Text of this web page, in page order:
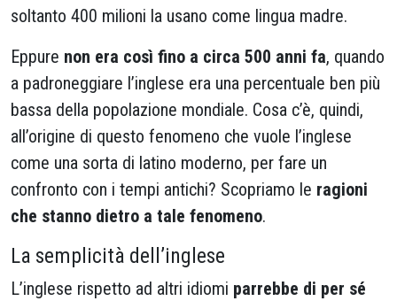
soltanto 400 milioni la usano come lingua madre.
Eppure non era così fino a circa 500 anni fa, quando
a padroneggiare l’inglese era una percentuale ben più
bassa della popolazione mondiale. Cosa c’è, quindi,
all’origine di questo fenomeno che vuole l’inglese
come una sorta di latino moderno, per fare un
confronto con i tempi antichi? Scopriamo le ragioni
che stanno dietro a tale fenomeno.
La semplicità dell’inglese
L’inglese rispetto ad altri idiomi parrebbe di per sé